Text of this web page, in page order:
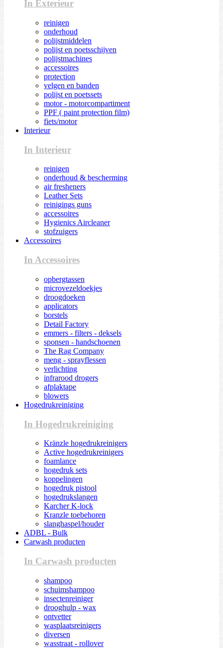
In Exterieur
reinigen
onderhoud
polijstmiddelen
polijst en poetsschijven
polijstmachines
accessoires
protection
velgen en banden
polijst en poetssets
motor - motorcompartiment
PPF ( paint protection film)
fiets/motor
Interieur
In Interieur
reinigen
onderhoud & bescherming
air fresheners
Leather Sets
reinigings guns
accessoires
Hygienics Aircleaner
stofzuigers
Accessoires
In Accessoires
opbergtassen
microvezeldoekjes
droogdoeken
applicators
borstels
Detail Factory
emmers - filters - deksels
sponsen - handschoenen
The Rag Company
meng - sprayflessen
verlichting
infrarood drogers
afplaktape
blowers
Hogedrukreiniging
In Hogedrukreiniging
Kränzle hogedrukreinigers
Active hogedrukreinigers
foamlance
hogedruk sets
koppelingen
hogedruk pistool
hogedrukslangen
Karcher K-lock
Kranzle toebehoren
slanghaspel/houder
ADBL - Bulk
Carwash producten
In Carwash producten
shampoo
schuimshampoo
insectenreiniger
drooghulp - wax
ontvetter
wasplaatsreinigers
diversen
wasstraat - rollover